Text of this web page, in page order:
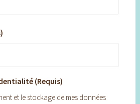
(Requis)
et le stockage de mes données